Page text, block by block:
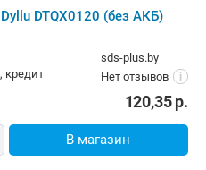
DTQX0120 (без АКБ)
sds-plus.by
Нет отзывов
i
кредит
120,35р.
В магазин